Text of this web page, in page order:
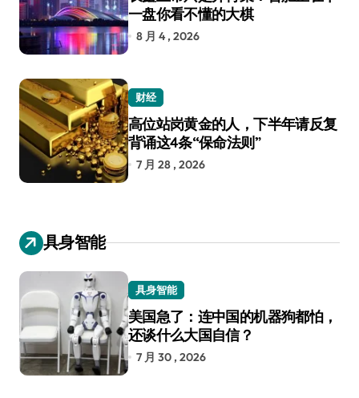
一盘你看不懂的大棋
8 月 4 , 2026
财经
高位站岗黄金的人，下半年请反复
背诵这4条“保命法则”
7 月 28 , 2026
具身智能
具身智能
美国急了：连中国的机器狗都怕，
还谈什么大国自信？
7 月 30 , 2026